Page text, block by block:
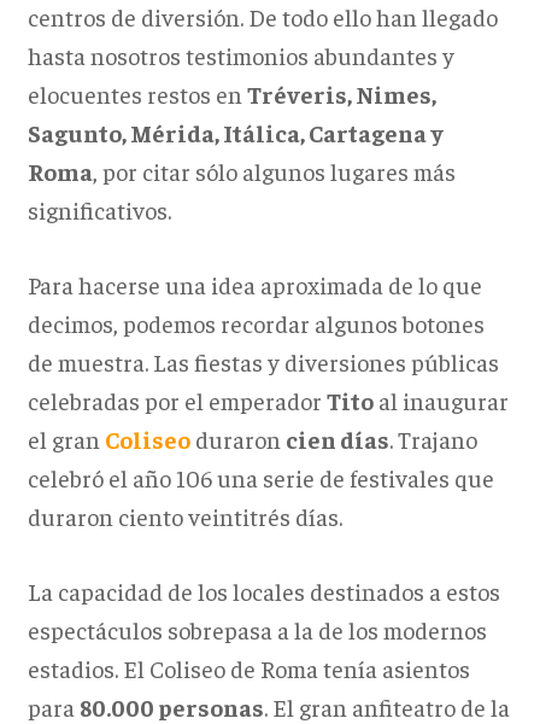
centros de diversión. De todo ello han llegado
hasta nosotros testimonios abundantes y
elocuentes restos en Tréveris, Nimes,
Sagunto, Mérida, Itálica, Cartagena y
Roma, por citar sólo algunos lugares más
significativos.
Para hacerse una idea aproximada de lo que
decimos, podemos recordar algunos botones
de muestra. Las fiestas y diversiones públicas
celebradas por el emperador Titoal inaugurar
el gran Coliseo duraron cien días. Trajano
celebró el año 106 una serie de festivales que
duraron ciento veintitrés días.
La capacidad de los locales destinados a estos
espectáculos sobrepasa a la de los modernos
estadios. El Coliseo de Roma tenía asientos
para 80.000 personas. El gran anfiteatro de la